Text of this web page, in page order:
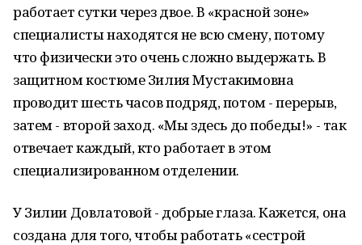
работает сутки через двое. В «красной зоне»
специалисты находятся не всю смену, потому
что физически это очень сложно выдержать. В
защитном костюме Зилия Мустакимовна
проводит шесть часов подряд, потом - перерыв,
затем - второй заход. «Мы здесь до победы!» - так
отвечает каждый, кто работает в этом
специализированном отделении.
У Зилии Довлатовой - добрые глаза. Кажется, она
создана для того, чтобы работать «сестрой